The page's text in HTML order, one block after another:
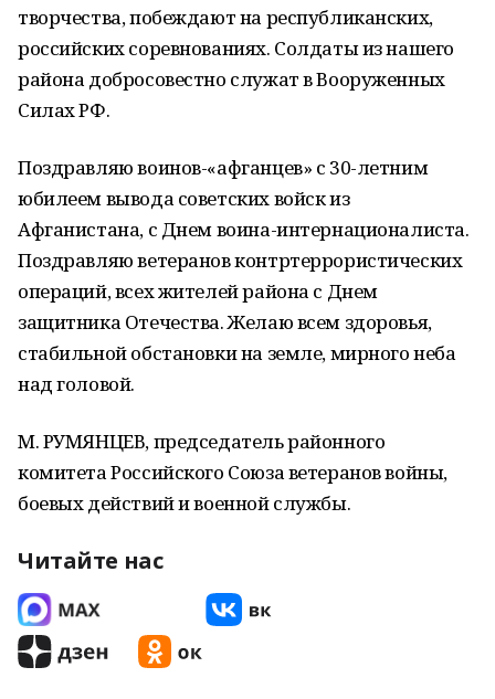
творчества, побеждают на республиканских,
российских соревнованиях. Солдаты из нашего
района добросовестно служат в Вооруженных
Силах РФ.
Поздравляю воинов-«афганцев» с 30-летним
юбилеем вывода советских войск из
Афганистана, с Днем воина-интернационалиста.
Поздравляю ветеранов контртеррористических
операций, всех жителей района с Днем
защитника Отечества. Желаю всем здоровья,
стабильной обстановки на земле, мирного неба
над головой.
М. РУМЯНЦЕВ, председатель районного
комитета Российского Союза ветеранов войны,
боевых действий и военной службы.
Читайте нас